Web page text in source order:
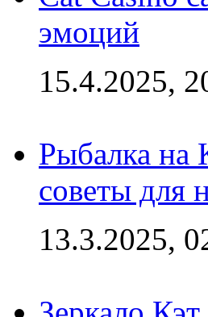
эмоций
15.4.2025,
Рыбалка на
советы для
13.3.2025,